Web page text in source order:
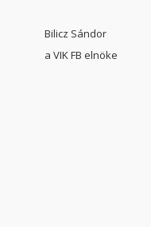
Bilicz Sándor
a VIK FB elnöke